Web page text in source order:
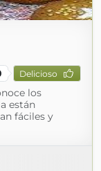
Delicioso
los
están
fáciles y